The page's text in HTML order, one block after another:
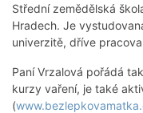
Střední zemědělská
Hradech. Je
univerzitě, dříve
Paní Vrzalová pořádá
kurzy vaření, je také
(